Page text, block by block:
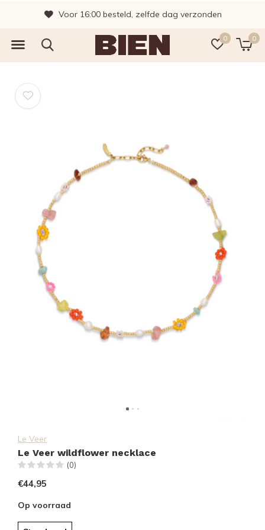
0 0
Voor 16:00 besteld, zelfde dag verzonden
Le Veer
Le Veer wildflower necklace
(0)
€44,95
Op voorraad